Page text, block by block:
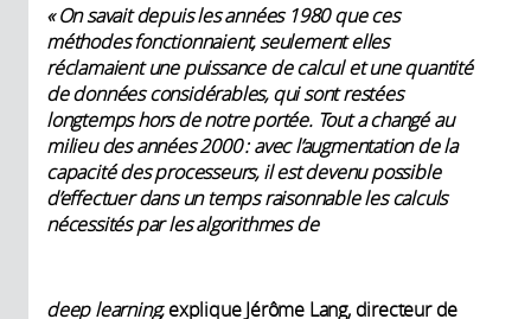
« On savait depuis les années 1980 que ces
méthodes fonctionnaient, seulement elles
réclamaient une puissance de calcul et une quantité
de données considérables, qui sont restées
longtemps hors de notre portée. Tout a changé au
milieu des années 2000 : avec l’augmentation de la
capacité des processeurs, il est devenu possible
d’effectuer dans un temps raisonnable les calculs
nécessités par les algorithmes de
deep learning,explique Jérôme Lang, directeur de